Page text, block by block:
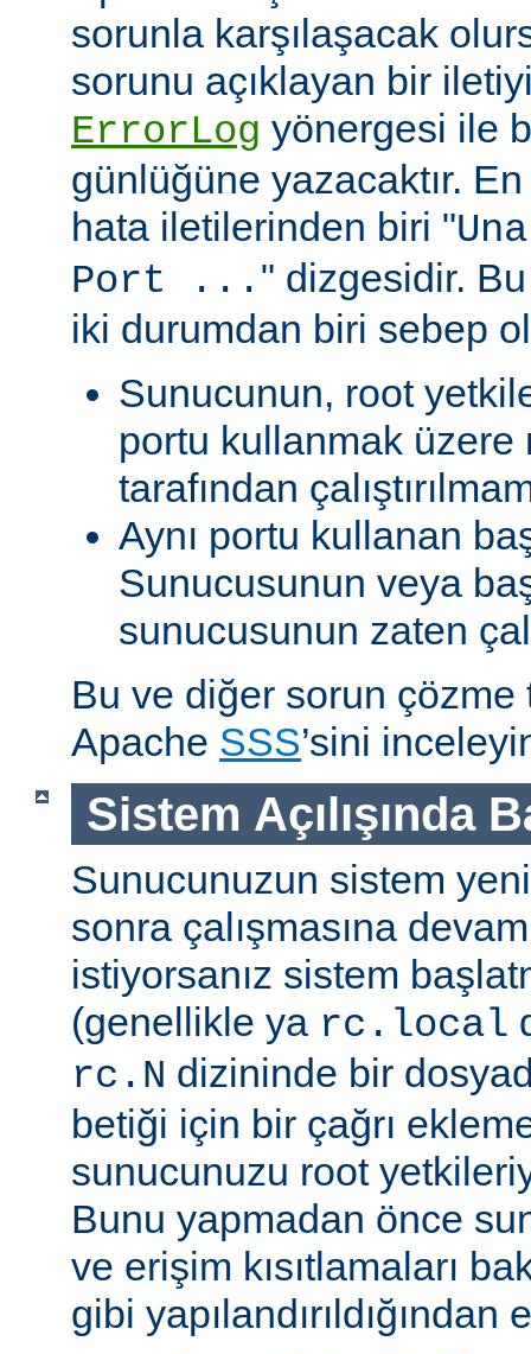
sorunla karşılaşacak
sorunu açıklayan bir
ErrorLog yönergesi ile
günlüğüne yazacaktır. En
hata iletilerinden biri "
Port ... " dizgesidir.
iki durumdan biri sebep
Sunucunun, root
portu kullanmak üzere
tarafından
Aynı portu kullanan
Sunucusunun veya
sunucusunun zaten
Bu ve diğer sorun çözme
Apache SSS’sini
Sistem Açılışında
Sunucunuzun sistem
sonra çalışmasına
istiyorsanız sistem
(genellikle ya rc.local
rc.N dizininde bir
betiği için bir çağrı
sunucunuzu root
Bunu yapmadan önce
ve erişim kısıtlamaları
gibi